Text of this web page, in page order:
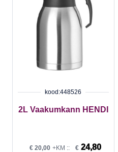
kood:448526
2L Vaakumkann HENDI
€20,00 +KM :: €24,80